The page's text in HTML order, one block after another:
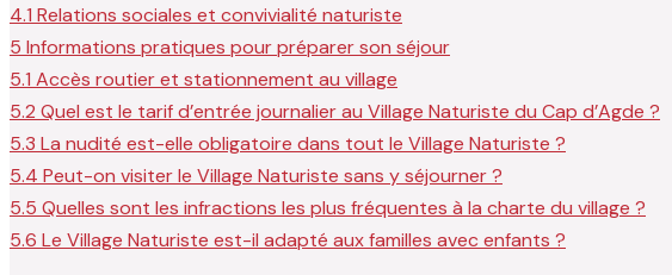
4.1 Relations sociales et convivialité naturiste
5 Informations pratiques pour préparer son séjour
5.1 Accès routier et stationnement au village
5.2 Quel est le tarif d’entrée journalier au Village Naturiste du Cap d’Agde ?
5.3 La nudité est-elle obligatoire dans tout le Village Naturiste ?
5.4 Peut-on visiter le Village Naturiste sans y séjourner ?
5.5 Quelles sont les infractions les plus fréquentes à la charte du village ?
5.6 Le Village Naturiste est-il adapté aux familles avec enfants ?